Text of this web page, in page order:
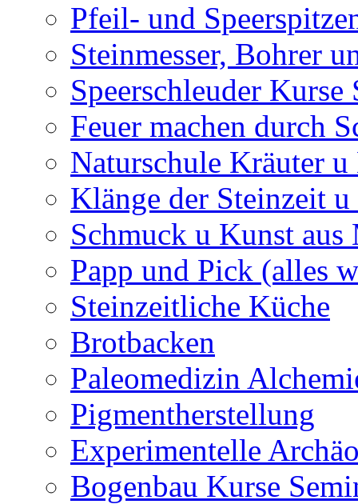
Pfeil- und
Steinmesser, Bohrer
Speerschleuder Kurse
Feuer machen durch
Naturschule Kräuter
Klänge der Steinzeit u
Schmuck u Kunst
Papp und Pick (alles
Steinzeitliche Küche
Brotbacken
Paleomedizin
Pigmentherstellung
Experimentelle
Bogenbau Kurse